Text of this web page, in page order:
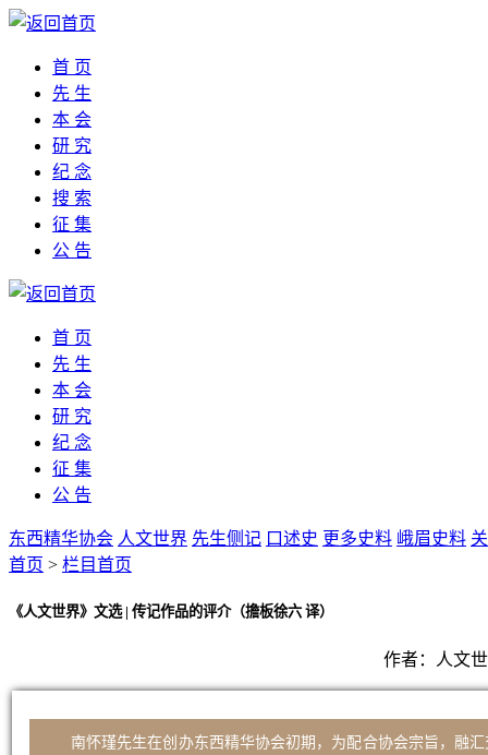
首 页
先 生
本 会
研 究
纪 念
搜 索
征 集
公 告
首 页
先 生
本 会
研 究
纪 念
征 集
公 告
东西精华协会 人文世界 先生侧记 口述史 更多史料 峨眉史料
首页 > 栏目首页
《人文世界》文选 | 传记作品的评介（擔板徐六 译）
作者： 人文
南怀瑾先生在创办东西精华协会初期，为配合协会宗旨，融